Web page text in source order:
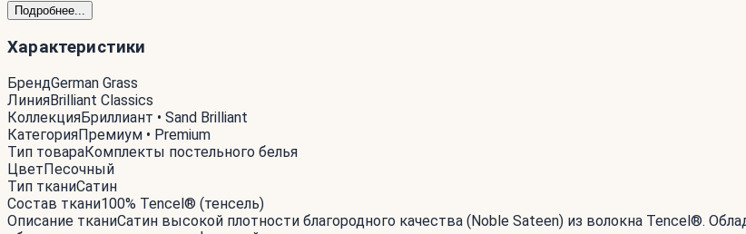
Подробнее...
Характеристики
БрендGerman Grass
ЛинияBrilliant Classics
КоллекцияБриллиант • Sand Brilliant
КатегорияПремиум • Premium
Тип товараКомплекты постельного белья
ЦветПесочный
Тип тканиСатин
Состав ткани100% Tencel® (тенсель)
Описание тканиСатин высокой плотности благородного качества (Noble Sateen) из волокна Tencel®.